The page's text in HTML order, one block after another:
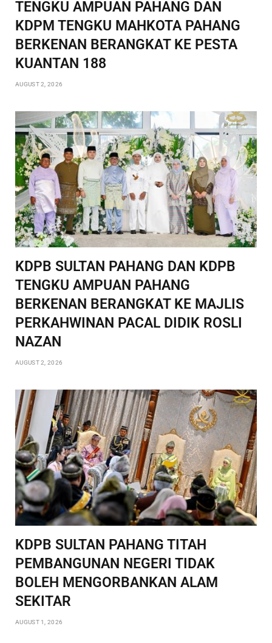
TENGKU AMPUAN PAHANG DAN
KDPM TENGKU MAHKOTA PAHANG
BERKENAN BERANGKAT KE PESTA
KUANTAN 188
AUGUST 2, 2026
KDPB SULTAN PAHANG DAN KDPB
TENGKU AMPUAN PAHANG
BERKENAN BERANGKAT KE MAJLIS
PERKAHWINAN PACAL DIDIK ROSLI
NAZAN
AUGUST 2, 2026
KDPB SULTAN PAHANG TITAH
PEMBANGUNAN NEGERI TIDAK
BOLEH MENGORBANKAN ALAM
SEKITAR
AUGUST 1, 2026